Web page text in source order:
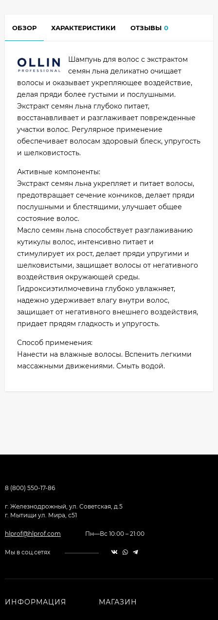
ОБЗОР ХАРАКТЕРИСТИКИ ОТЗЫВЫ 0
Шампунь для волос с экстрактом
семян льна деликатно очищает
волосы и оказывает укрепляющее воздействие,
делая пряди более густыми и послушными.
Экстракт семян льна глубоко питает,
восстанавливает и разглаживает поврежденные
участки волос. Регулярное применение
обеспечивает волосам здоровый блеск, упругость
и шелковистость.
Активные компоненты:
Экстракт семян льна укрепляет и питает волосы,
предотвращает сечение кончиков, делает пряди
послушными и блестящими, улучшает общее
состояние волос.
Масло семян льна способствует разглаживанию
кутикулы волос, интенсивно питает и
стимулирует их рост, делает пряди упругими и
шелковистыми, защищает волосы от негативного
воздействия окружающей среды.
Гидроксиэтилмочевина глубоко увлажняет,
надежно удерживает влагу внутри волос,
защищает от негативного внешнего воздействия,
придает прядям гладкость и упругость.
Способ применения:
Нанести на влажные волосы. Вспенить легкими
массажными движениями. Смыть водой.
8 (800) 550-17-86
г. Железнодрожный, ул. Советская, д.5
г. Мытищи ул. Мира, с51
hlprof@hlprof.com Пн—Вс 10:00 – 21:00
Мы в соц.сетях
ИНФОРМАЦИЯ МАГАЗИН